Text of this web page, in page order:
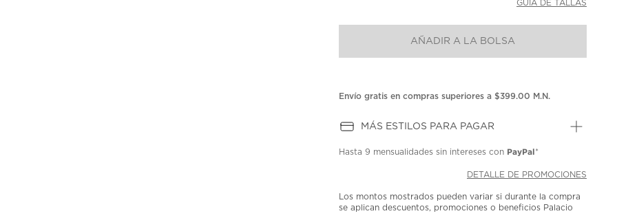
GUÍA DE TALLAS
AÑADIR A LA BOLSA
Envío gratis en compras superiores a $399.00 M.N.
MÁS ESTILOS PARA PAGAR
Hasta9 mensualidades sin intereses con PayPal*
DETALLE DE PROMOCIONES
Los montos mostrados pueden variar si durante la compra
se aplican descuentos, promociones o beneficios Palacio